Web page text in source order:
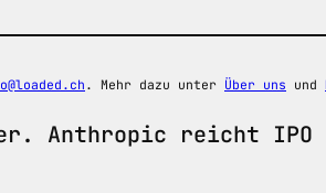
. Mehr dazu unter Über uns und
Anthropic reicht IPO